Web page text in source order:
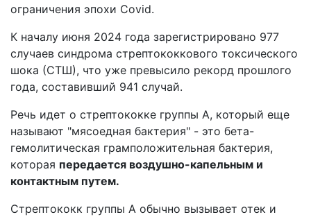
ограничения эпохи Covid.
К началу июня 2024 года зарегистрировано 977
случаев синдрома стрептококкового токсического
шока (СТШ), что уже превысило рекорд прошлого
года, составивший 941 случай.
Речь идет о стрептококке группы А, который еще
называют "мясоедная бактерия" - это бета-
гемолитическая грамположительная бактерия,
которая передается воздушно-капельным и
контактным путем.
Стрептококк группы А обычно вызывает отек и